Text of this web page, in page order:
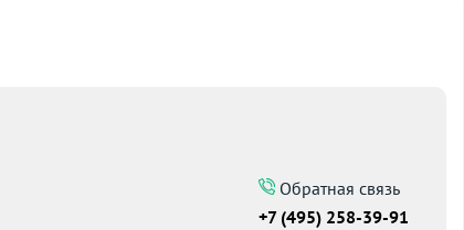
Обратная связь
+7 (495) 258-39-91